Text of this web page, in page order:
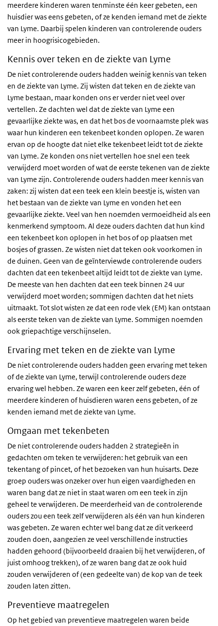
meerdere kinderen waren tenminste één keer gebeten, een
huisdier was eens gebeten, of ze kenden iemand met de ziekte
van Lyme. Daarbij spelen kinderen van controlerende ouders
meer in hoogrisicogebieden.
Kennis over teken en de ziekte van Lyme
De niet controlerende ouders hadden weinig kennis van teken
en de ziekte van Lyme. Zij wisten dat teken en de ziekte van
Lyme bestaan, maar konden ons er verder niet veel over
vertellen. Ze dachten wel dat de ziekte van Lyme een
gevaarlijke ziekte was, en dat het bos de voornaamste plek was
waar hun kinderen een tekenbeet konden oplopen. Ze waren
ervan op de hoogte dat niet elke tekenbeet leidt tot de ziekte
van Lyme. Ze konden ons niet vertellen hoe snel een teek
verwijderd moet worden of wat de eerste tekenen van de ziekte
van Lyme zijn. Controlerende ouders hadden meer kennis van
zaken: zij wisten dat een teek een klein beestje is, wisten van
het bestaan van de ziekte van Lyme en vonden het een
gevaarlijke ziekte. Veel van hen noemden vermoeidheid als een
kenmerkend symptoom. Al deze ouders dachten dat hun kind
een tekenbeet kon oplopen in het bos of op plaatsen met
bosjes of grassen. Ze wisten niet dat teken ook voorkomen in
de duinen. Geen van de geïnterviewde controlerende ouders
dachten dat een tekenbeet altijd leidt tot de ziekte van Lyme.
De meeste van hen dachten dat een teek binnen 24 uur
verwijderd moet worden; sommigen dachten dat het niets
uitmaakt. Tot slot wisten ze dat een rode vlek (EM) kan ontstaan
als eerste teken van de ziekte van Lyme. Sommigen noemden
ook griepachtige verschijnselen.
Ervaring met teken en de ziekte van Lyme
De niet controlerende ouders hadden geen ervaring met teken
of de ziekte van Lyme, terwijl controlerende ouders deze
ervaring wel hebben. Ze waren een keer zelf gebeten, één of
meerdere kinderen of huisdieren waren eens gebeten, of ze
kenden iemand met de ziekte van Lyme.
Omgaan met tekenbeten
De niet controlerende ouders hadden 2 strategieën in
gedachten om teken te verwijderen: het gebruik van een
tekentang of pincet, of het bezoeken van hun huisarts. Deze
groep ouders was onzeker over hun eigen vaardigheden en
waren bang dat ze niet in staat waren om een teek in zijn
geheel te verwijderen. De meerderheid van de controlerende
ouders zou een teek zelf verwijderen als één van hun kinderen
was gebeten. Ze waren echter wel bang dat ze dit verkeerd
zouden doen, aangezien ze veel verschillende instructies
hadden gehoord (bijvoorbeeld draaien bij het verwijderen, of
juist omhoog trekken), of ze waren bang dat ze ook huid
zouden verwijderen of (een gedeelte van) de kop van de teek
zouden laten zitten.
Preventieve maatregelen
Op het gebied van preventieve maatregelen waren beide